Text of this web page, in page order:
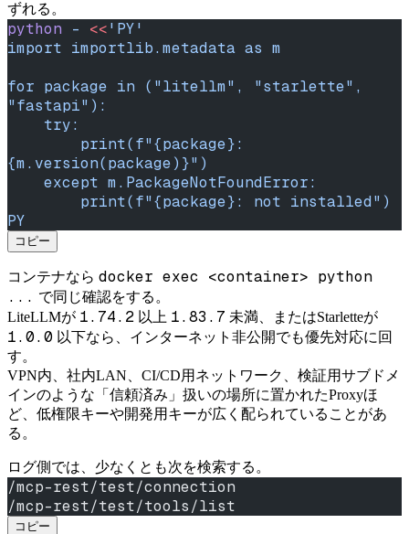
ずれる。
python - <<'PY'
import importlib.metadata as m
for package in ("litellm", "starlette",
"fastapi"):
    try:
{m.version(package)}")
    except m.PackageNotFoundError:
        print(f"{package}: not installed")
PY
コピー
コンテナなら docker exec <container> python
... で同じ確認をする。
LiteLLMが 1.74.2 以上 1.83.7 未満、またはStarletteが
1.0.0 以下なら、インターネット非公開でも優先対応に回
す。
VPN内、社内LAN、CI/CD用ネットワーク、検証用サブドメ
インのような「信頼済み」扱いの場所に置かれたProxyほ
ど、低権限キーや開発用キーが広く配られていることがあ
る。
ログ側では、少なくとも次を検索する。
/mcp-rest/test/connection
/mcp-rest/test/tools/list
コピー